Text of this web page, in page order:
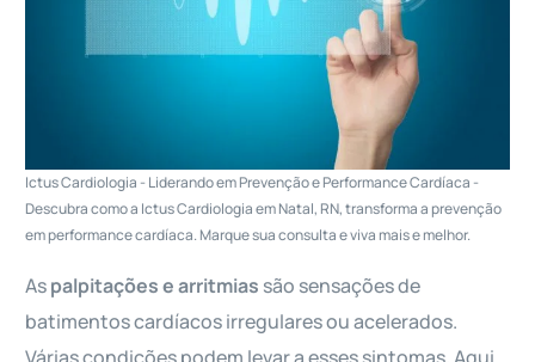
Ictus Cardiologia - Liderando em Prevenção e Performance Cardíaca -
Descubra como a Ictus Cardiologia em Natal, RN, transforma a prevenção
em performance cardíaca. Marque sua consulta e viva mais e melhor.
Aspalpitações e arritmias são sensações de
batimentos cardíacos irregulares ou acelerados.